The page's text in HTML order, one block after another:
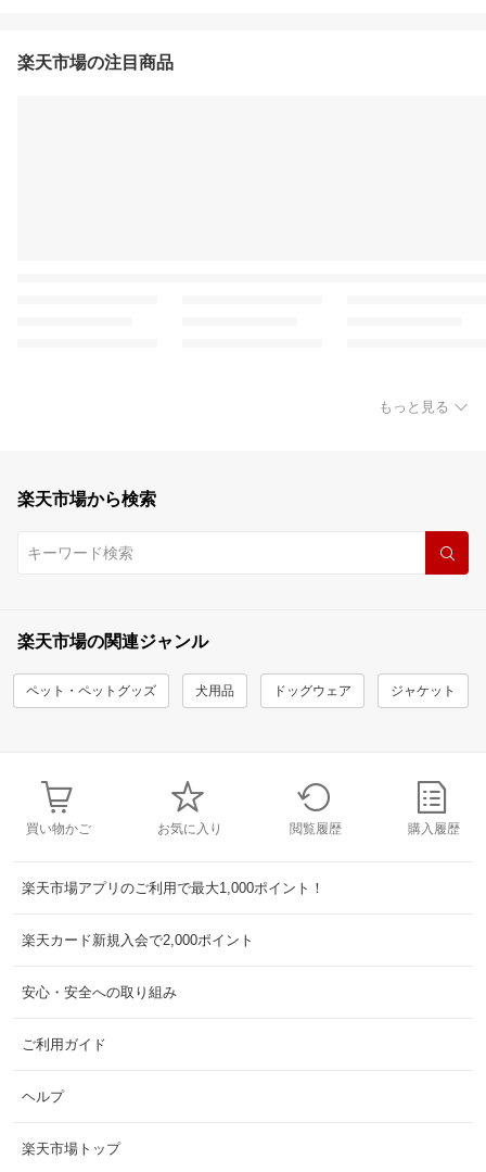
楽天市場の注目商品
もっと見る
楽天市場から検索
楽天市場の関連ジャンル
ペット・ペットグッズ 犬用品 ドッグウェア ジャケット
買い物かご お気に入り 閲覧履歴 購入履歴
楽天市場アプリのご利用で最大1,000ポイント！
楽天カード新規入会で2,000ポイント
安心・安全への取り組み
ご利用ガイド
ヘルプ
楽天市場トップ